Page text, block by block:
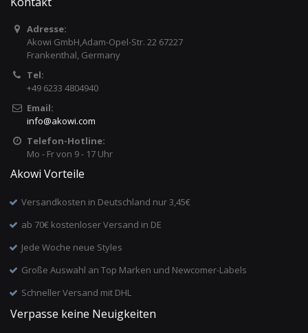
Adresse:
Akowi GmbH,Adam-Opel-Str. 22 67227
Frankenthal, Germany
Tel:
+49 6233 4804940
Email:
info@akowi.com
Telefon-Hotline:
Mo - Fr von 9 - 17 Uhr
Akowi Vorteile
Versandkosten in Deutschland nur 3,45€
ab 70€ kostenloser Versand in DE
Jede Woche neue Styles
Große Auswahl an Top Marken und Newcomer-Labels
Schneller Versand mit DHL
Verpasse keine Neuigkeiten